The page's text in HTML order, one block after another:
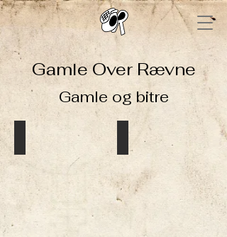
Gamle Over Rævne
Gamle og bitre
Jakob Bruun Ånonsen
Kontingent
2209,
Oslo
Rasmus Hemma
Kontigent
2309,
Brøttum